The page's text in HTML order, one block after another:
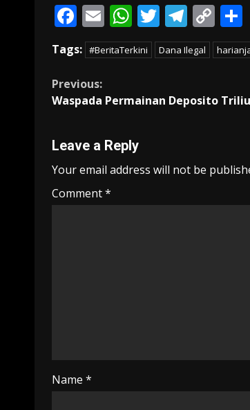
F
ac
e
b
o
k
E
m
ai
W
h
at
A
p
T
w
itt
T
el
e
a
C
o
p
Li
Tags: #BeritaTerkini Dana Ilegal
Continue
Reading
Previous:
Waspada Permainan Deposito
Leave a Reply
Your email address will not be
Comment*
Name *